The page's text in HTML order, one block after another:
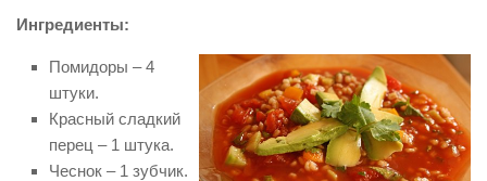
Ингредиенты:
Помидоры – 4
штуки.
Красный сладкий
перец – 1 штука.
Чеснок – 1 зубчик.